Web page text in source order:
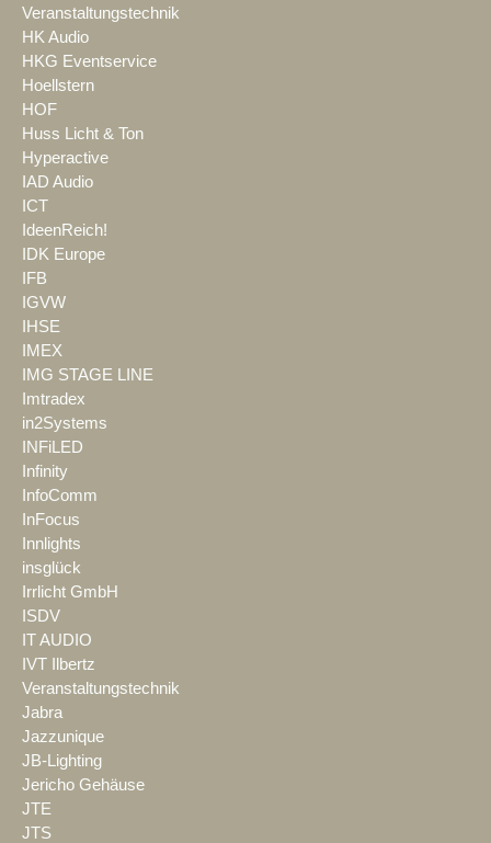
Veranstaltungstechnik
HK Audio
HKG Eventservice
Hoellstern
HOF
Huss Licht & Ton
Hyperactive
IAD Audio
ICT
IdeenReich!
IDK Europe
IFB
IGVW
IHSE
IMEX
IMG STAGE LINE
Imtradex
in2Systems
INFiLED
Infinity
InfoComm
InFocus
Innlights
insglück
Irrlicht GmbH
ISDV
IT AUDIO
IVT Ilbertz
Veranstaltungstechnik
Jabra
Jazzunique
JB-Lighting
Jericho Gehäuse
JTE
JTS